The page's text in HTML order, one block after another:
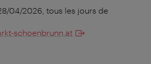
04/2026, tous les jours de
schoenbrunn.at